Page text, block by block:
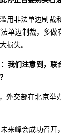
用非法单边制裁
单边制裁，多
损失。
：我们注意到，
外交部在北京举
来峰会成功召